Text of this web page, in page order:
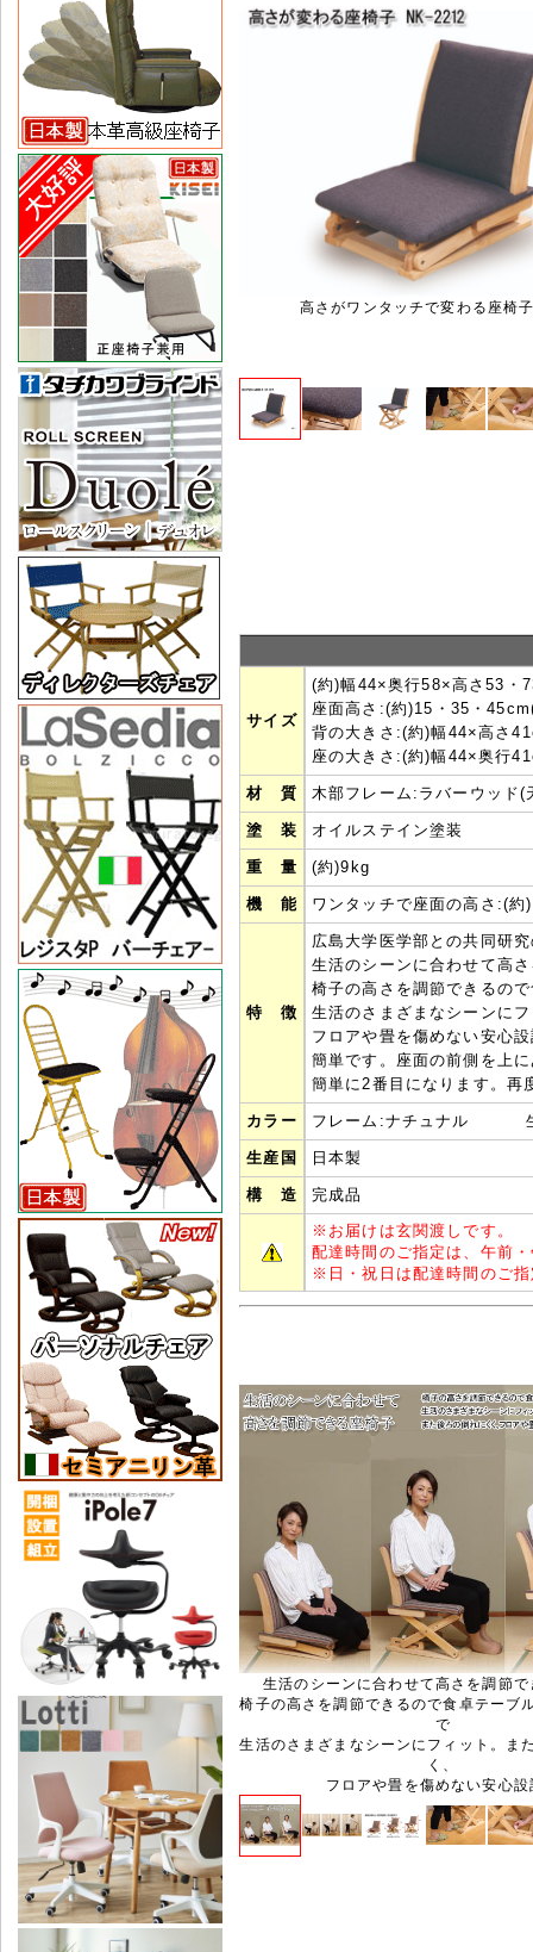
高さがワンタッチで変わる座椅
サイズ
(約)幅44×奥行58×高さ53・
座面高さ:(約)15・35・
背の大きさ:(約)幅44×高さ
座の大きさ:(約)幅44×奥行
材 質 木部フレーム:ラバーウッ
塗 装 オイルステイン塗装
重 量 (約)9kg
機 能 ワンタッチで座面の高さ:(
特 徴
広島大学医学部との共同研
生活のシーンに合わせて高
椅子の高さを調節できるの
生活のさまざまなシーンに
フロアや畳を傷めない安心
簡単です。座面の前側を上
簡単に2番目になります。再
カラー フレーム:ナチュナル
生産国 日本製
構 造
完成品
※ お届けは玄関渡しです。
配達時間のご指定は、午前
※ 日・祝日は配達時間のご
生活のシーンに合わせて高さを調節
椅子の高さを調節できるので食卓テーブ
で
生活のさまざまなシーンにフィット。ま
く、
フロアや畳を傷めない安心設